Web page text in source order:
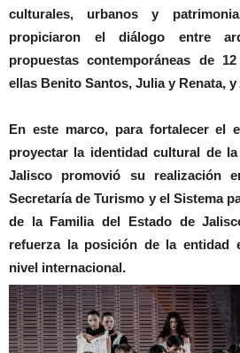
culturales, urbanos y
propiciaron el diálogo entre
propuestas contemporáneas de
ellas Benito Santos, Julia y Renata,
En este marco, para fortalecer el
proyectar la identidad cultural de
Jalisco promovió su realización
Secretaría de Turismo y el Sistema
de la Familia del Estado de
refuerza la posición de la entidad
nivel internacional.